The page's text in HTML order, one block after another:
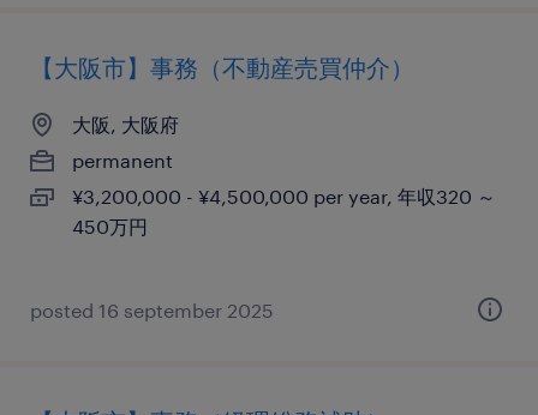
【大阪市】事務（不動産売買仲介）
大阪, 大阪府
permanent
¥3,200,000 - ¥4,500,000 per year, 年収320 ～
450万円
posted 16 september 2025